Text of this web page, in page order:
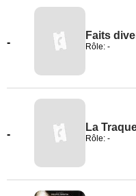
-
Faits
Rôle: -
-
La
Rôle: -